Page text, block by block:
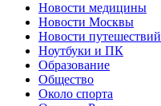
Новости медицины
Новости Москвы
Новости путешествий
Ноутбуки и ПК
Образование
Общество
Около спорта